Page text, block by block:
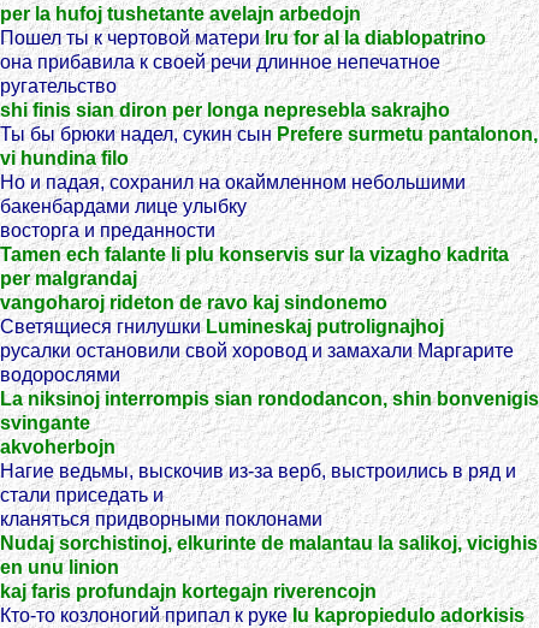
per la hufoj tushetante avelajn arbedojn
Пошел ты к чертовой материIru for al la diablopatrino
она прибавила к своей речи длинное непечатное
ругательство
shi finis sian diron per longa nepresebla sakrajho
Ты бы брюки надел, сукин сын Prefere surmetu pantalonon,
vi hundina filo
Но и падая, сохранил на окаймленном небольшими
бакенбардами лице улыбку
восторга и преданности
Tamen ech falante li plu konservis sur la vizagho kadrita
per malgrandaj
vangoharoj rideton de ravo kaj sindonemo
Светящиеся гнилушки Lumineskaj putrolignajhoj
русалки остановили свой хоровод и замахали Маргарите
водорослями
La niksinoj interrompis sian rondodancon, shin bonvenigis
svingante
akvoherbojn
Нагие ведьмы, выскочив из-за верб, выстроились в ряд и
стали приседать и
кланяться придворными поклонами
Nudaj sorchistinoj, elkurinte de malantau la salikoj, vicighis
en unu linion
kaj faris profundajn kortegajn riverencojn
Кто-то козлоногий припал к рукеIu kapropiedulo adorkisis